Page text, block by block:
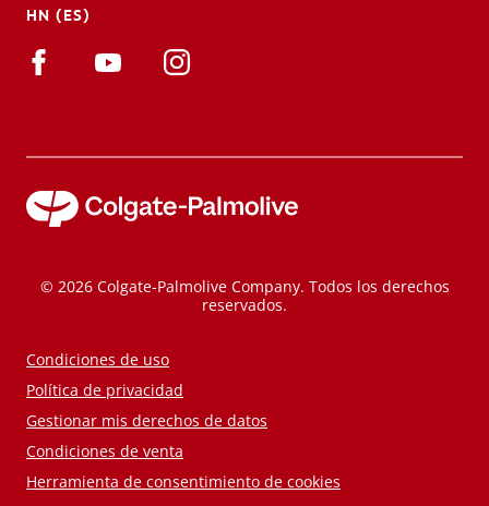
HN (ES)
© 2026 Colgate-Palmolive Company. Todos los derechos
reservados.
Condiciones de uso
Política de privacidad
Gestionar mis derechos de datos
Condiciones de venta
Herramienta de consentimiento de cookies